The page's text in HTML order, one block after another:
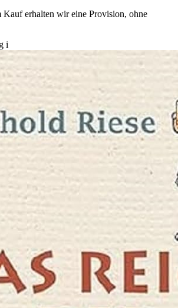
erhalten wir eine Provision, ohne
i